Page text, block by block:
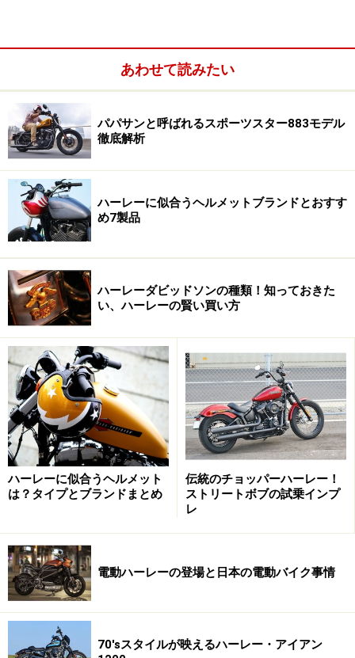
ション」が新たに開発、まさに100周年を機に新時代へ
と踏み出すニューハーレーの象徴としてデビューをはた
しました。
この新型エンジンは独ポルシェ社と共同開発されたもの
で、ゆったりとトルクを楽しみながら走る空冷エンジン
とは対極的な、スポーティなライディングが魅力のエン
ジンとして仕上げられました。
オーソドックスなオートバイと異なり、ガソリンタンクとバ
ッテリーの位置が逆転しているのがVロッドの特徴だ
マシンのスタイルは、アメリカで人気のモータースポー
あわせて読みたい
パパサンと呼ばれるスポーツスター883モデル
徹底解析
ハーレーに似合うヘルメットブランドとおすす
め7製品
ハーレーダビッドソンの種類！知っておきた
い、ハーレーの賢い買い方
ハーレーに似合うヘルメット
は？タイプとブランドまとめ
伝統のチョッパーハーレー！
ストリートボブの試乗インプ
レ
電動ハーレーの登場と日本の電動バイク事情
70'sスタイルが映えるハーレー・アイアン